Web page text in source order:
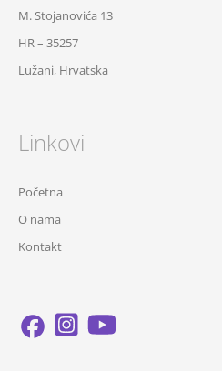
M. Stojanovića 13
HR – 35257
Lužani, Hrvatska
Linkovi
Početna
O nama
Kontakt